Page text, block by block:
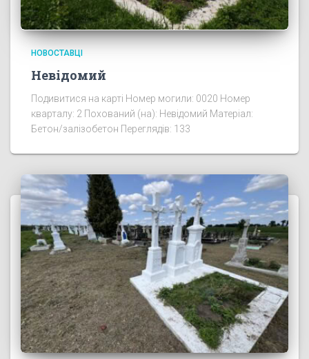
НОВОСТАВЦІ
Невідомий
Подивитися на карті Номер могили: 0020 Номер
кварталу: 2 Похований (на): Невідомий Матеріал:
Бетон/залізобетон Переглядів: 133